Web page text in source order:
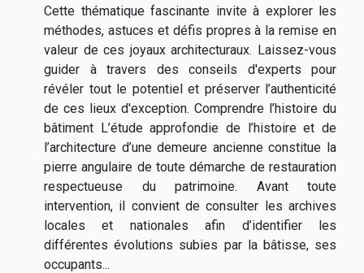
Cette thématique fascinante invite à explorer les
méthodes, astuces et défis propres à la remise en
valeur de ces joyaux architecturaux. Laissez-vous
guider à travers des conseils d'experts pour
révéler tout le potentiel et préserver l’authenticité
de ces lieux d'exception. Comprendre l’histoire du
bâtiment L’étude approfondie de l’histoire et de
l’architecture d’une demeure ancienne constitue la
pierre angulaire de toute démarche de restauration
respectueuse du patrimoine. Avant toute
intervention, il convient de consulter les archives
locales et nationales afin d’identifier les
différentes évolutions subies par la bâtisse, ses
occupants...